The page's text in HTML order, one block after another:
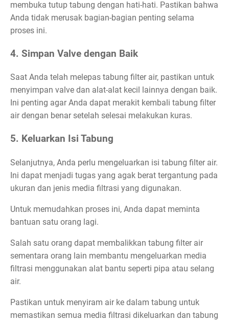
membuka tutup tabung dengan hati-hati. Pastikan bahwa
Anda tidak merusak bagian-bagian penting selama
proses ini.
4. Simpan Valve dengan Baik
Saat Anda telah melepas tabung filter air, pastikan untuk
menyimpan valve dan alat-alat kecil lainnya dengan baik.
Ini penting agar Anda dapat merakit kembali tabung filter
air dengan benar setelah selesai melakukan kuras.
5. Keluarkan Isi Tabung
Selanjutnya, Anda perlu mengeluarkan isi tabung filter air.
Ini dapat menjadi tugas yang agak berat tergantung pada
ukuran dan jenis media filtrasi yang digunakan.
Untuk memudahkan proses ini, Anda dapat meminta
bantuan satu orang lagi.
Salah satu orang dapat membalikkan tabung filter air
sementara orang lain membantu mengeluarkan media
filtrasi menggunakan alat bantu seperti pipa atau selang
air.
Pastikan untuk menyiram air ke dalam tabung untuk
memastikan semua media filtrasi dikeluarkan dan tabung